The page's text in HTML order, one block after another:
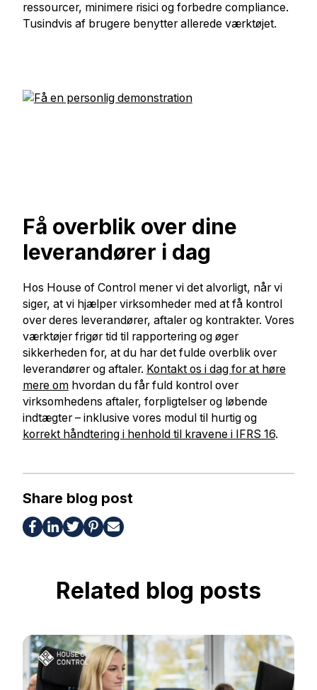
ressourcer, minimere risici og forbedre compliance.
Tusindvis af brugere benytter allerede værktøjet.
Få overblik over dine
leverandører i dag
Hos House of Control mener vi det alvorligt, når vi
siger, at vi hjælper virksomheder med at få kontrol
over deres leverandører, aftaler og kontrakter. Vores
værktøjer frigør tid til rapportering og øger
sikkerheden for, at du har det fulde overblik over
leverandører og aftaler. Kontakt os i dag for at høre
mere omhvordan du får fuld kontrol over
virksomhedens aftaler, forpligtelser og løbende
indtægter – inklusive vores modul til hurtig og
korrekt håndtering i henhold til kravene i IFRS 16.
Share blog post
Related blog posts